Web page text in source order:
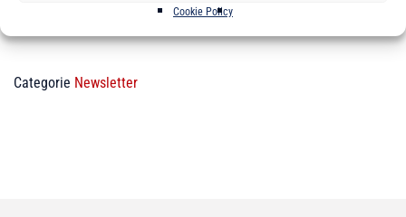
Cookie Policy
Categorie Newsletter